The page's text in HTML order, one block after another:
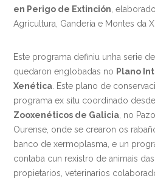
en Perigo de Extinción ,
Agricultura, Gandería e Montes da
Este programa definiu unha serie
quedaron englobadas no Plano
Xenética . Este plano de
programa ex situ coordinado
Zooxenéticos de Galicia , no
Ourense, onde se crearon os
banco de xermoplasma, e un
contaba cun rexistro de animais
propietarios, veterinarios